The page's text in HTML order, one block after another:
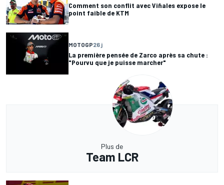
Comment son conflit avec Viñales expose le
point faible de KTM
MOTOGP26 j
La première pensée de Zarco après sa chute :
"Pourvu que je puisse marcher"
Plus de
Team LCR